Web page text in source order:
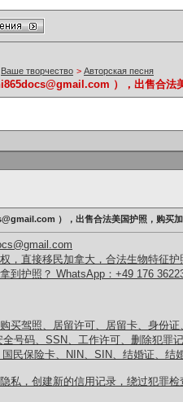
Ваше творчество > Авторская песня
），出售合法
），出售合法美国护照，购买
，直接移民加拿大，合法生物特征
到护照？ WhatsApp：+49 176
买驾照、居留许可、居留卡、身份
号码、SSN、工作许可、删除犯
民保险卡、NIN、SIN、结婚证、结
私，创建新的信用记录，绕过犯罪检